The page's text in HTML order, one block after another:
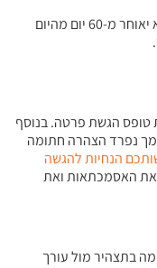
על האפוטרופוס להגיש את הפרטה לא יאוחר מ-60 יום מהיום
טופס הגשת פרטה. בנוסף
נפרד הצהרה חתומה
הנחיות להגשה
את האסמכתאות ואת
בתצהיר מול עורך